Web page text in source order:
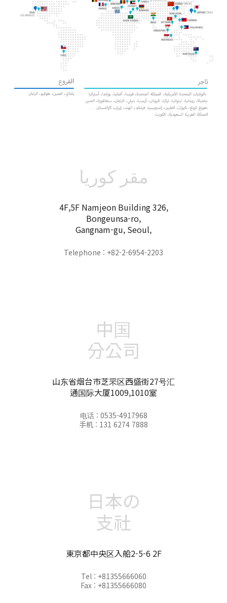
مقر كوريا
4F,5F Namjeon Building 326,
Bongeunsa-ro,
Gangnam-gu, Seoul,
Telephone : +82-2-6954-2203
中国
分公司
山东省烟台市芝罘区西盛街27号汇
通国际大厦1009,1010室
电话 : 0535-4917968
手机 : 131 6274 7888
日本の
支社
東京都中央区入船2-5-6 2F
Tel : +81355666060
Fax : +81355666080